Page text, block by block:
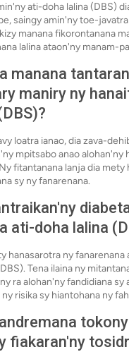
ati-doha lalina (DBS)
saingy amin'ny toe-javatra
manana fikorontanana
lalina ataon'ny manam-
manana
maniry ny
loatra ianao, dia zava-
mpitsabo anao alohan'ny
fitantanana lanja dia mety
sy ny fanarenana.
ati-doha lalina
hanasarotra ny fanarenana
Tena ilaina ny
ra alohan'ny fandidiana sy
risika sy hiantohana ny
fiakaran'ny